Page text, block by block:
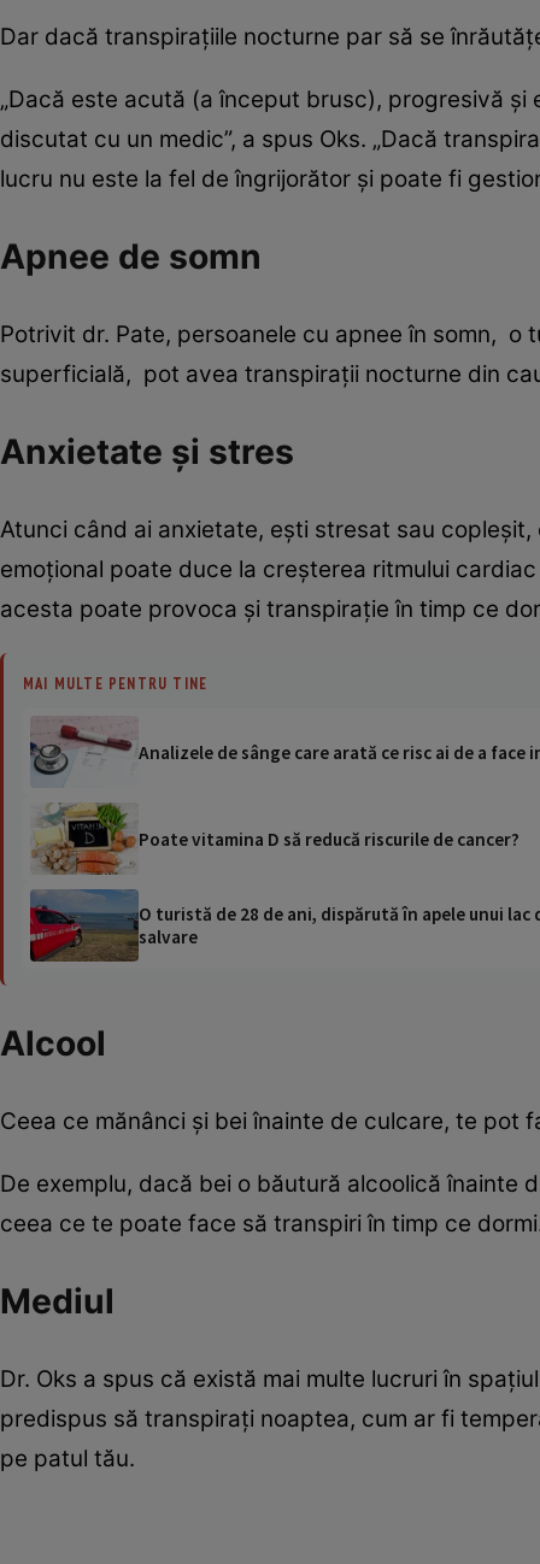
Dar dacă transpirațiile nocturne par să se
„Dacă este acută (a început brusc), progresivă
discutat cu un medic”, a spus Oks. „Dacă
lucru nu este la fel de îngrijorător și poate fi
Apnee de somn
Potrivit dr. Pate, persoanele cu apnee în somn,
superficială, pot avea transpirații nocturne din
Anxietate și stres
Atunci când ai anxietate, ești stresat sau
emoțional poate duce la creșterea ritmului
acesta poate provoca și transpirație în timp ce
MAI MULTE PENTRU TINE
Analizele de sânge care arată ce risc ai de a face
Poate vitamina D să reducă riscurile de cancer?
O turistă de 28 de ani, dispărută în apele unui
salvare
Alcool
Ceea ce mănânci și bei înainte de culcare, te pot
De exemplu, dacă bei o băutură alcoolică înainte
ceea ce te poate face să transpiri în timp ce
Mediul
Dr. Oks a spus că există mai multe lucruri în
predispus să transpirați noaptea, cum ar fi
pe patul tău.